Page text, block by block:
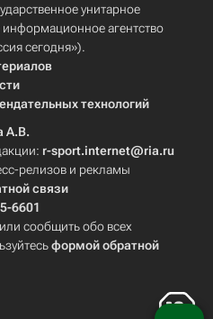
унитарное
агентство
сегодня»).
технологий
А.В.
r-sport.internet@ria.ru
релизов и рекламы
связи
6601
сообщить обо всех
формой обратной